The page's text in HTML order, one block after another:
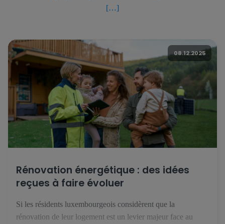
[…]
08.12.2025
Rénovation énergétique : des idées
reçues à faire évoluer
Si les résidents luxembourgeois considèrent que la
rénovation de leur logement est un levier majeur face au